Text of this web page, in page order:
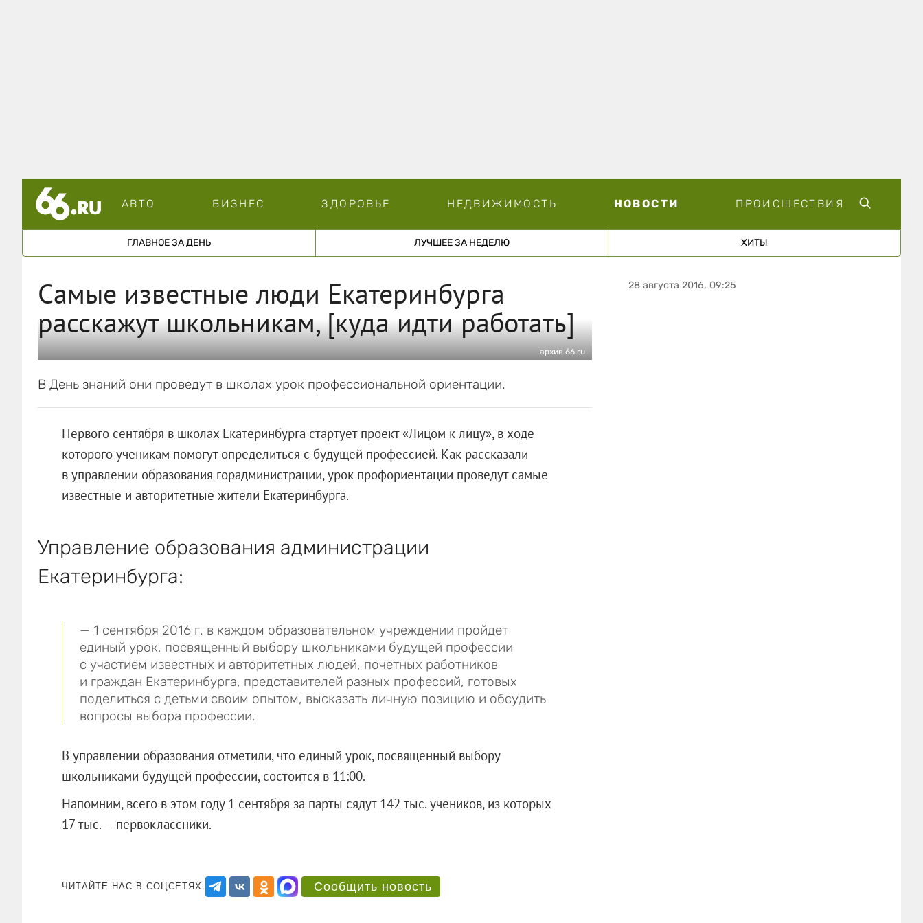
АВТО БИЗНЕС ЗДОРОВЬЕ НЕДВИЖИМОСТЬ НОВОСТИ ПРОИСШЕСТВИЯ
ГЛАВНОЕ ЗА ДЕНЬ ЛУЧШЕЕ ЗА НЕДЕЛЮ ХИТЫ
Самые известные люди Екатеринбурга
расскажут школьникам, [куда идти работать]
архив 66.ru
В День знаний они проведут в школах урок профессиональной ориентации.
Первого сентября в школах Екатеринбурга стартует проект «Лицом к лицу», в ходе
которого ученикам помогут определиться с будущей профессией. Как рассказали
в управлении образования горадминистрации, урок профориентации проведут самые
известные и авторитетные жители Екатеринбурга.
Управление образования администрации
Екатеринбурга:
— 1 сентября 2016 г. в каждом образовательном учреждении пройдет
единый урок, посвященный выбору школьниками будущей профессии
с участием известных и авторитетных людей, почетных работников
и граждан Екатеринбурга, представителей разных профессий, готовых
поделиться с детьми своим опытом, высказать личную позицию и обсудить
вопросы выбора профессии.
В управлении образования отметили, что единый урок, посвященный выбору
школьниками будущей профессии, состоится в 11:00.
Напомним, всего в этом году 1 сентября за парты сядут 142 тыс. учеников, из которых
17 тыс. — первоклассники.
ЧИТАЙТЕ НАС В СОЦСЕТЯХ: Сообщить новость
28 августа 2016, 09:25